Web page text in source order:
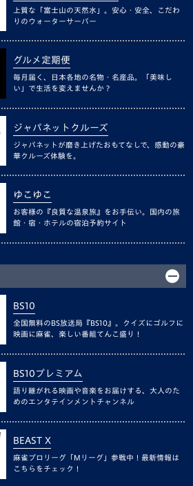
上質な「富士山の天然水」。安心・安全、こだわ
りのウォーターサーバー
グルメ定期便
毎月届く、日本各地の名物・名産品。「美味し
い」で生活を変えませんか？
ジャパネットクルーズ
ジャパネットが磨き上げたおもてなしで、感動の豪
華クルーズ体験を。
ゆこゆこ
お客様の『良質な温泉旅』をお手伝い。国内の旅
館・宿・ホテルの宿泊予約サイト
BS10
全国無料のBS放送局『BS10』。クイズにゴルフに
映画に麻雀、楽しい番組てんこ盛り！
BS10プレミアム
語り継がれる映画や音楽をお届けする、大人のた
めのエンタテインメントチャンネル
BEAST X
麻雀プロリーグ「Mリーグ」参戦中！最新情報は
こちらをチェック！